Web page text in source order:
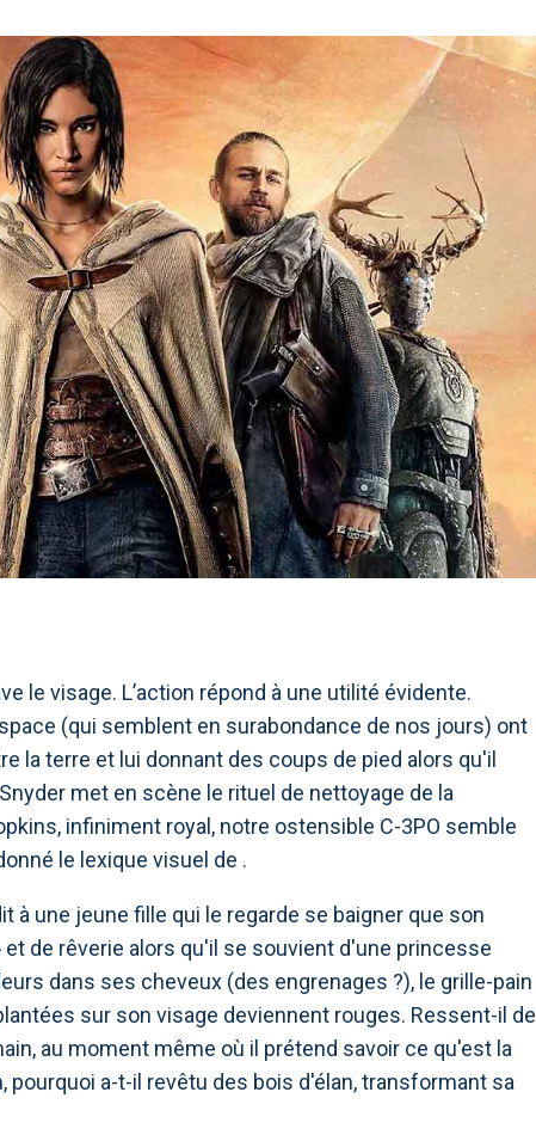
le visage. L’action répond à une utilité évidente.
(qui semblent en surabondance de nos jours) ont
la terre et lui donnant des coups de pied alors qu'il
met en scène le rituel de nettoyage de la
infiniment royal, notre ostensible C-3PO semble
le lexique visuel de .
à une jeune fille qui le regarde se baigner que son
de rêverie alors qu'il se souvient d'une princesse
dans ses cheveux (des engrenages ?), le grille-pain
sur son visage deviennent rouges. Ressent-il de
au moment même où il prétend savoir ce qu'est la
pourquoi a-t-il revêtu des bois d'élan, transformant sa